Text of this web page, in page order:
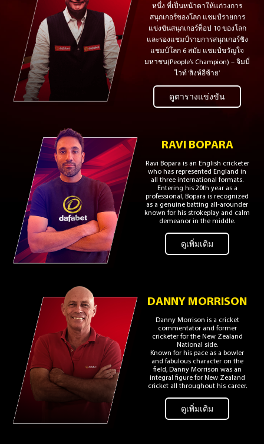
หนึ่ง ที่เป็นหน้าตาให้แก่วงการ
สนุกเกอร์ของโลก แชมป์รายการ
แข่งขันสนุกเกอร์ท็อป 10 ของโลก
และรองแชมป์รายการสนุกเกอร์ชิง
แชมป์โลก 6 สมัย แชมป์ขวัญใจ
มหาชน(People’s Champion) – จิมมี่
ไวท์ ‘สิงห์อีซ้าย’
ดูตารางแข่งขัน
RAVI BOPARA
Ravi Bopara is an English cricketer
who has represented England in
all three international formats.
Entering his 20th year as a
professional, Bopara is recognized
as a genuine batting all-arounder
known for his strokeplay and calm
demeanor in the middle.
ดูเพิ่มเติม
DANNY MORRISON
Danny Morrison is a cricket
commentator and former
cricketer for the New Zealand
National side.
Known for his pace as a bowler
and fabulous character on the
field, Danny Morrison was an
integral figure for New Zealand
cricket all throughout his career.
ดูเพิ่มเติม